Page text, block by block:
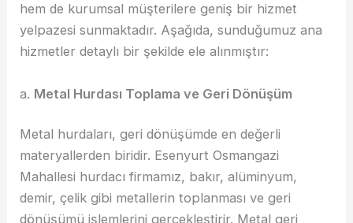
hem de kurumsal müşterilere geniş bir hizmet
yelpazesi sunmaktadır. Aşağıda, sunduğumuz ana
hizmetler detaylı bir şekilde ele alınmıştır:
a. Metal Hurdası Toplama ve Geri Dönüşüm
Metal hurdaları, geri dönüşümde en değerli
materyallerden biridir. Esenyurt Osmangazi
Mahallesi hurdacı firmamız, bakır, alüminyum,
demir, çelik gibi metallerin toplanması ve geri
dönüşümü işlemlerini gerçekleştirir. Metal geri